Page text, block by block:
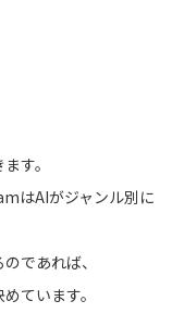
す。
はAIがジャンル別に
であれば、
ています。